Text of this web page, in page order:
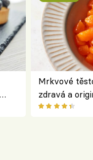
Mrkvové
zdravá a
klasiky